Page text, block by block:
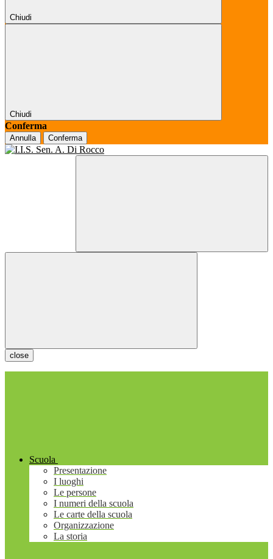
Chiudi
Chiudi
Conferma
Annulla Conferma
close
Scuola
Presentazione
I luoghi
Le persone
I numeri della scuola
Le carte della scuola
Organizzazione
La storia